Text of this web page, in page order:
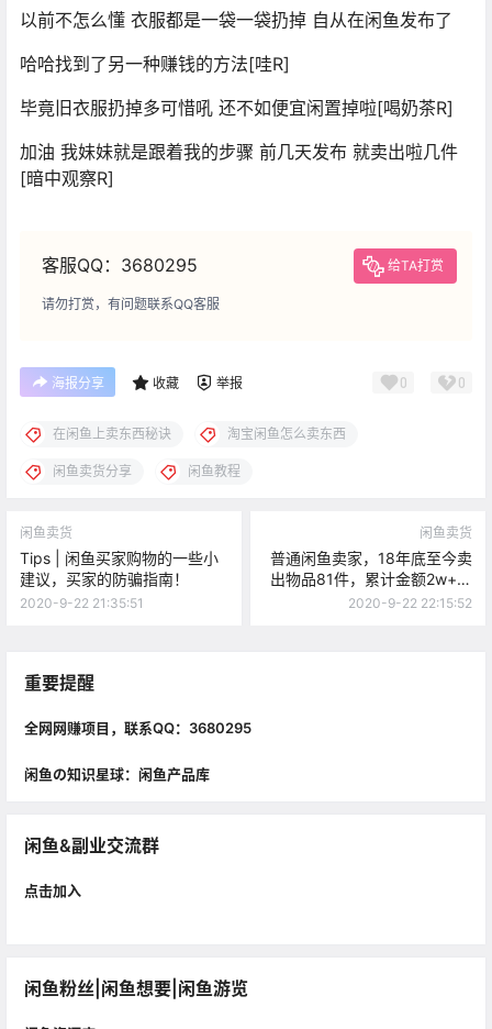
以前不怎么懂 衣服都是一袋一袋扔掉 自从在闲鱼发布了
哈哈找到了另一种赚钱的方法[哇R]
毕竟旧衣服扔掉多可惜吼 还不如便宜闲置掉啦[喝奶茶R]
加油 我妹妹就是跟着我的步骤 前几天发布 就卖出啦几件
[暗中观察R]
客服QQ：3680295 给TA打赏
请勿打赏，有问题联系QQ客服
海报分享 收藏 举报 0 0
在闲鱼上卖东西秘诀 淘宝闲鱼怎么卖东西
闲鱼卖货分享 闲鱼教程
闲鱼卖货
Tips | 闲鱼买家购物的一些小
建议，买家的防骗指南！
2020-9-22 21:35:51
闲鱼卖货
普通闲鱼卖家，18年底至今卖
出物品81件，累计金额2w+，
经验分享！（上）
2020-9-22 22:15:52
重要提醒
全网网赚项目，联系QQ：3680295
闲鱼の知识星球：闲鱼产品库
闲鱼&副业交流群
点击加入
闲鱼粉丝|闲鱼想要|闲鱼游览